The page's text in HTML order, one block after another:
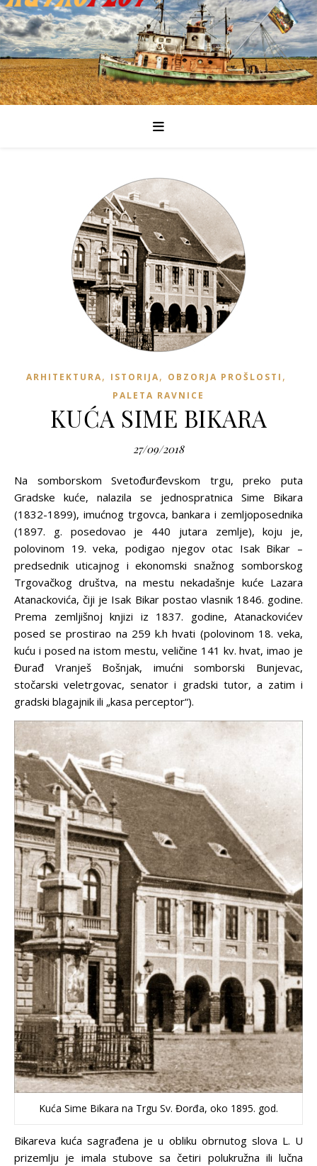
ARHITEKTURA, ISTORIJA, OBZORJA PROŠLOSTI ,
PALETA RAVNICE
KUĆA SIME BIKARA
27/09/2018
Na somborskom Svetođurđevskom trgu, preko puta
Gradske kuće, nalazila se jednospratnica Sime Bikara
(1832-1899), imućnog trgovca, bankara i zemljoposednika
(1897. g. posedovao je 440 jutara zemlje), koju je,
polovinom 19. veka, podigao njegov otac Isak Bikar –
predsednik uticajnog i ekonomski snažnog somborskog
Trgovačkog društva, na mestu nekadašnje kuće Lazara
Atanackovića, čiji je Isak Bikar postao vlasnik 1846. godine.
Prema zemljišnoj knjizi iz 1837. godine, Atanackovićev
posed se prostirao na 259 k.h hvati (polovinom 18. veka,
kuću i posed na istom mestu, veličine 141 kv. hvat, imao je
Đurađ Vranješ Bošnjak, imućni somborski Bunjevac,
stočarski veletrgovac, senator i gradski tutor, a zatim i
gradski blagajnik ili „kasa perceptor“).
Kuća Sime Bikara na Trgu Sv. Đorđa, oko 1895. god.
Bikareva kuća sagrađena je u obliku obrnutog slova L. U
prizemlju je imala stubove sa četiri polukružna ili lučna